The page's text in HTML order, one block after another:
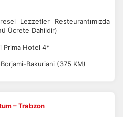
Lezzetler Resteurantımızda
Ücrete Dahildir)
Prima Hotel 4*
Bakuriani (375 KM)
– Trabzon